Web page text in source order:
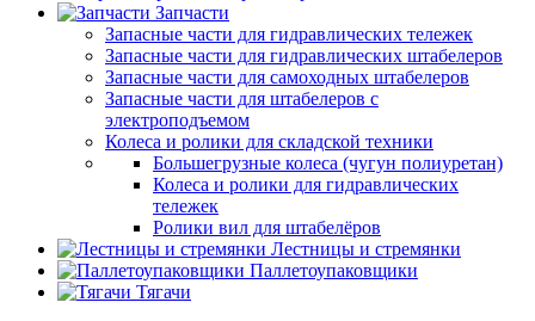
Запчасти
Запасные части для гидравлических тележек
Запасные части для гидравлических штабелеров
Запасные части для самоходных штабелеров
Запасные части для штабелеров с
электроподъемом
Колеса и ролики для складской техники
Большегрузные колеса (чугун полиуретан)
Колеса и ролики для гидравлических
тележек
Ролики вил для штабелёров
Лестницы и стремянки
Паллетоупаковщики
Тягачи